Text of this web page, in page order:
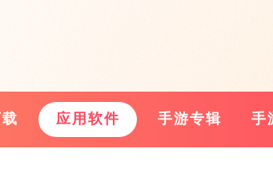
应用软件 手游专辑 手